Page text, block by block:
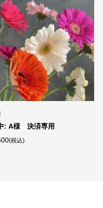
: A様 決済専用
(税込)